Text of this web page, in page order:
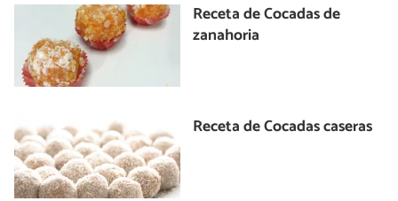
Receta de Cocadas de
zanahoria
Receta de Cocadas caseras